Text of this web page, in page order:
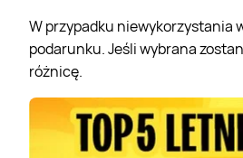
W przypadku niewykorzystania
podarunku. Jeśli wybrana
różnicę.